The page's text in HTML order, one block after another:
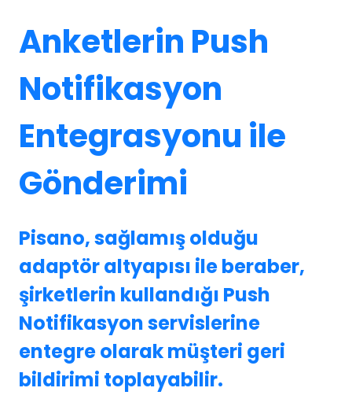
Anketlerin Push
Notifikasyon
Entegrasyonu ile
Gönderimi
Pisano, sağlamış olduğu
adaptör altyapısı ile beraber,
şirketlerin kullandığı Push
Notifikasyon servislerine
entegre olarak müşteri geri
bildirimi toplayabilir.